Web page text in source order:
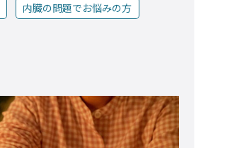
内臓の問題でお悩みの方